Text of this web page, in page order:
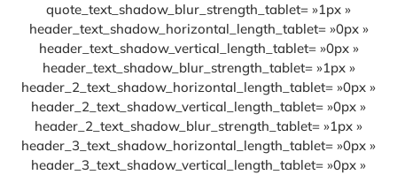
quote_text_shadow_blur_strength_tablet= »1px »
header_text_shadow_horizontal_length_tablet= »0px »
header_text_shadow_vertical_length_tablet= »0px »
header_text_shadow_blur_strength_tablet= »1px »
header_2_text_shadow_horizontal_length_tablet= »0px »
header_2_text_shadow_vertical_length_tablet= »0px »
header_2_text_shadow_blur_strength_tablet= »1px »
header_3_text_shadow_horizontal_length_tablet= »0px »
header_3_text_shadow_vertical_length_tablet= »0px »